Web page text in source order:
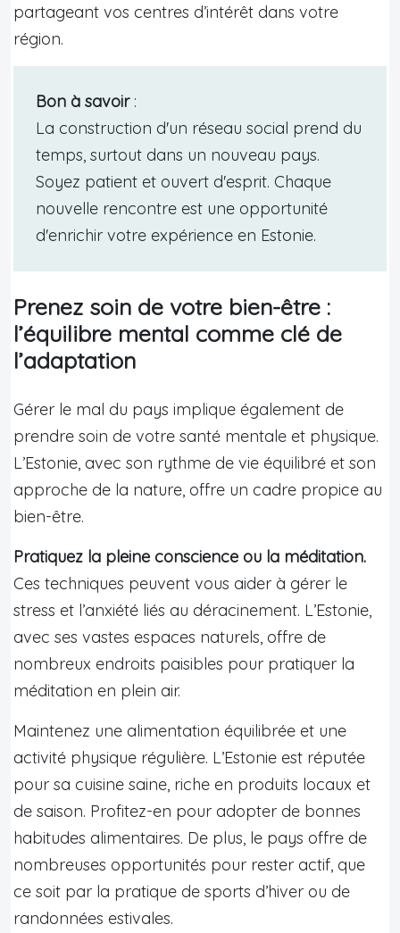
partageant vos centres d’intérêt dans votre
région.
Bon à savoir:
La construction d'un réseau social prend du
temps, surtout dans un nouveau pays.
Soyez patient et ouvert d'esprit. Chaque
nouvelle rencontre est une opportunité
d'enrichir votre expérience en Estonie.
Prenez soin de votre bien-être :
l’équilibre mental comme clé de
l’adaptation
Gérer le mal du pays implique également de
prendre soin de votre santé mentale et physique.
L’Estonie, avec son rythme de vie équilibré et son
approche de la nature, offre un cadre propice au
bien-être.
Pratiquez la pleine conscience ou la méditation.
Ces techniques peuvent vous aider à gérer le
stress et l’anxiété liés au déracinement. L’Estonie,
avec ses vastes espaces naturels, offre de
nombreux endroits paisibles pour pratiquer la
méditation en plein air.
Maintenez une alimentation équilibrée et une
activité physique régulière. L’Estonie est réputée
pour sa cuisine saine, riche en produits locaux et
de saison. Profitez-en pour adopter de bonnes
habitudes alimentaires. De plus, le pays offre de
nombreuses opportunités pour rester actif, que
ce soit par la pratique de sports d’hiver ou de
randonnées estivales.